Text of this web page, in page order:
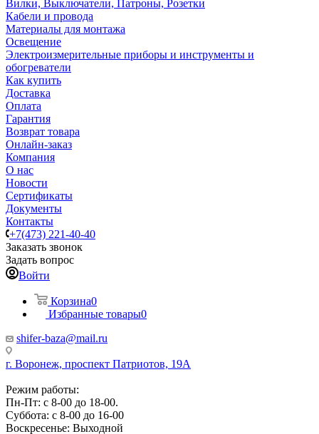
Вилки, Выключатели, Патроны, Розетки
Кабели и провода
Материалы для монтажа
Освещение
Электроизмерительные приборы и инструменты и
обогреватели
Как купить
Доставка
Оплата
Гарантия
Возврат товара
Онлайн-заказ
Компания
О нас
Новости
Сертификаты
Документы
Контакты
+7(473) 221-40-40
Заказать звонок
Задать вопрос
Войти
Корзина0
Избранные товары0
shifer-baza@mail.ru
г. Воронеж, проспект Патриотов, 19А
Режим работы:
Пн-Пт: с 8-00 до 18-00.
Суббота: с 8-00 до 16-00
Воскресенье: Выходной